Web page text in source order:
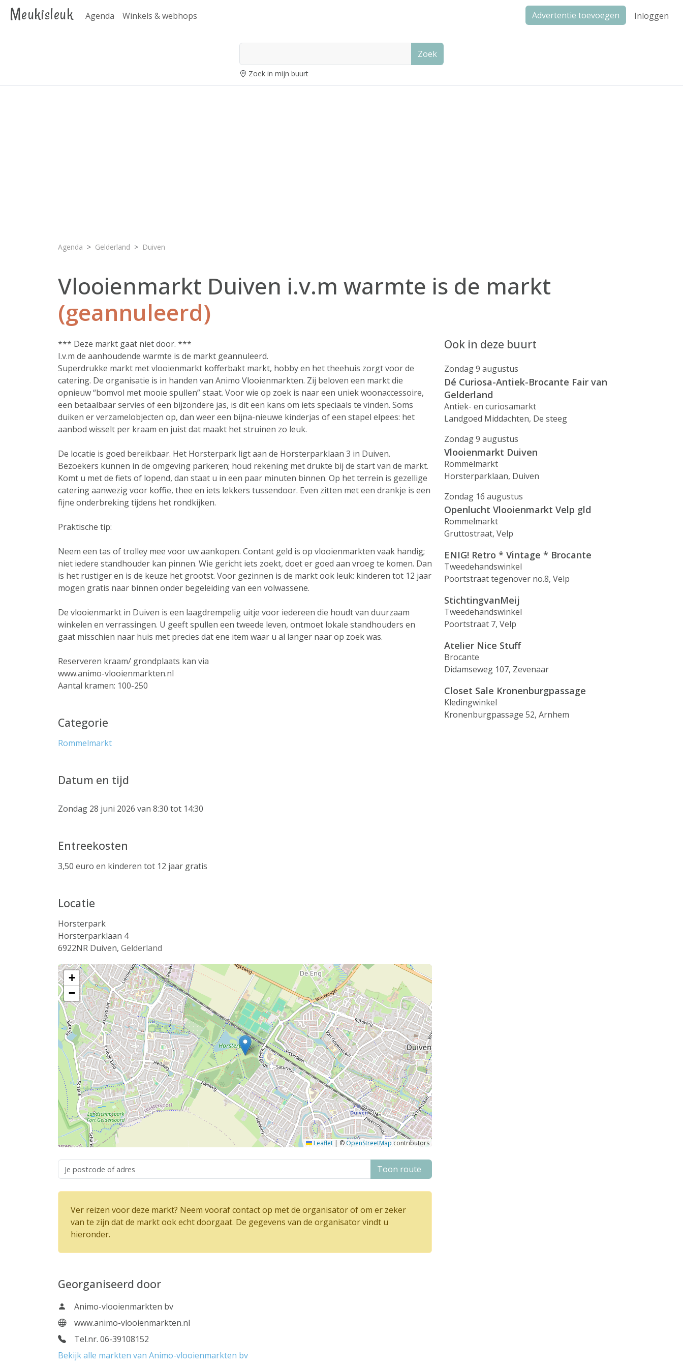
Meukisleuk Agenda Winkels & webhops Advertentie toevoegen Inloggen
Zoek
Zoek in mijn buurt
Agenda Gelderland Duiven
Vlooienmarkt Duiven i.v.m warmte is de markt
(geannuleerd)
*** Deze markt gaat niet door. ***
I.v.m de aanhoudende warmte is de markt geannuleerd.
Superdrukke markt met vlooienmarkt kofferbakt markt, hobby en het theehuis zorgt voor de
catering. De organisatie is in handen van Animo Vlooienmarkten. Zij beloven een markt die
opnieuw “bomvol met mooie spullen” staat. Voor wie op zoek is naar een uniek woonaccessoire,
een betaalbaar servies of een bijzondere jas, is dit een kans om iets speciaals te vinden. Soms
duiken er verzamelobjecten op, dan weer een bijna-nieuwe kinderjas of een stapel elpees: het
aanbod wisselt per kraam en juist dat maakt het struinen zo leuk.
De locatie is goed bereikbaar. Het Horsterpark ligt aan de Horsterparklaan 3 in Duiven.
Bezoekers kunnen in de omgeving parkeren; houd rekening met drukte bij de start van de markt.
Komt u met de fiets of lopend, dan staat u in een paar minuten binnen. Op het terrein is gezellige
catering aanwezig voor koffie, thee en iets lekkers tussendoor. Even zitten met een drankje is een
fijne onderbreking tijdens het rondkijken.
Praktische tip:
Neem een tas of trolley mee voor uw aankopen. Contant geld is op vlooienmarkten vaak handig;
niet iedere standhouder kan pinnen. Wie gericht iets zoekt, doet er goed aan vroeg te komen. Dan
is het rustiger en is de keuze het grootst. Voor gezinnen is de markt ook leuk: kinderen tot 12 jaar
mogen gratis naar binnen onder begeleiding van een volwassene.
De vlooienmarkt in Duiven is een laagdrempelig uitje voor iedereen die houdt van duurzaam
winkelen en verrassingen. U geeft spullen een tweede leven, ontmoet lokale standhouders en
gaat misschien naar huis met precies dat ene item waar u al langer naar op zoek was.
Reserveren kraam/ grondplaats kan via
www.animo-vlooienmarkten.nl
Aantal kramen: 100-250
Categorie
Rommelmarkt
Datum en tijd
Zondag 28 juni 2026 van 8:30 tot 14:30
Entreekosten
3,50 euro en kinderen tot 12 jaar gratis
Locatie
Horsterpark
Horsterparklaan 4
6922NR Duiven, Gelderland
+
−
Leaflet | ©OpenStreetMap contributors
Toon route
Ver reizen voor deze markt? Neem vooraf contact op met de organisator of om er zeker
van te zijn dat de markt ook echt doorgaat. De gegevens van de organisator vindt u
hieronder.
Georganiseerd door
Animo-vlooienmarkten bv
www.animo-vlooienmarkten.nl
Tel.nr. 06-39108152
Bekijk alle markten van Animo-vlooienmarkten bv
Ook in deze buurt
Zondag 9 augustus
Dé Curiosa-Antiek-Brocante Fair van
Gelderland
Antiek- en curiosamarkt
Landgoed Middachten, De steeg
Zondag 9 augustus
Vlooienmarkt Duiven
Rommelmarkt
Horsterparklaan, Duiven
Zondag 16 augustus
Openlucht Vlooienmarkt Velp gld
Rommelmarkt
Gruttostraat, Velp
ENIG! Retro * Vintage * Brocante
Tweedehandswinkel
Poortstraat tegenover no.8, Velp
StichtingvanMeij
Tweedehandswinkel
Poortstraat 7, Velp
Atelier Nice Stuff
Brocante
Didamseweg 107, Zevenaar
Closet Sale Kronenburgpassage
Kledingwinkel
Kronenburgpassage 52, Arnhem